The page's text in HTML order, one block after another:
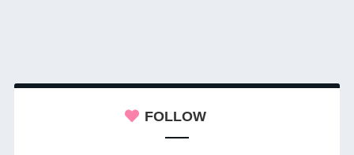
FOLLOW